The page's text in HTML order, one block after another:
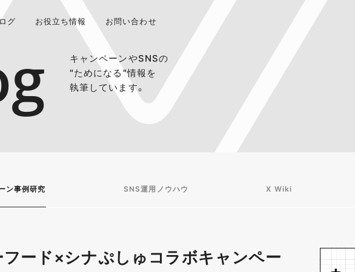
グ お役立ち情報 お問い合わせ
キャンペーンやSNSの
"ためになる"情報を
執筆しています。
ン事例研究 SNS運用ノウハウ X Wiki
フード×シナぷしゅコラボキャンペー